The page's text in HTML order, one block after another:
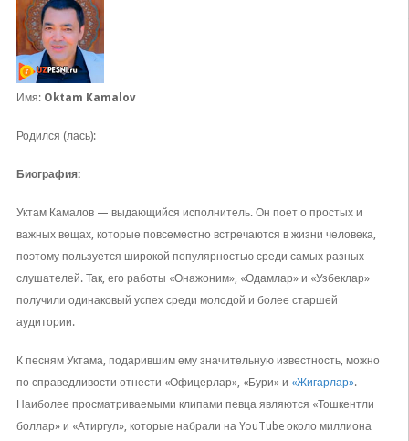
Имя: Oktam Kamalov
Родился (лась):
Биография:
Уктам Камалов — выдающийся исполнитель. Он поет о простых и
важных вещах, которые повсеместно встречаются в жизни человека,
поэтому пользуется широкой популярностью среди самых разных
слушателей. Так, его работы «Онажоним», «Одамлар» и «Узбеклар»
получили одинаковый успех среди молодой и более старшей
аудитории.
К песням Уктама, подарившим ему значительную известность, можно
по справедливости отнести «Офицерлар», «Бури» и «Жигарлар».
Наиболее просматриваемыми клипами певца являются «Тошкентли
боллар» и «Атиргул», которые набрали на YouTube около миллиона